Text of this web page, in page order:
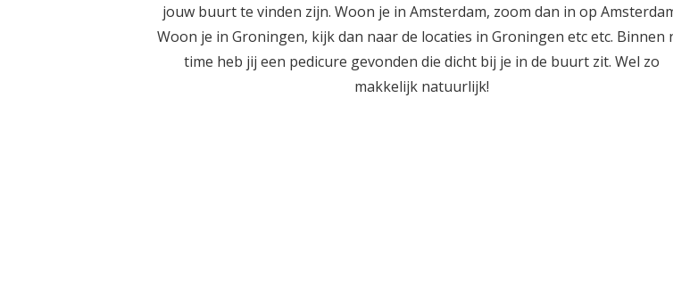
jouw buurt te vinden zijn. Woon je in Amsterdam, zoom dan in op
Woon je in Groningen, kijk dan naar de locaties in Groningen etc etc. Binnen
time heb jij een pedicure gevonden die dicht bij je in de buurt zit. Wel zo
makkelijk natuurlijk!